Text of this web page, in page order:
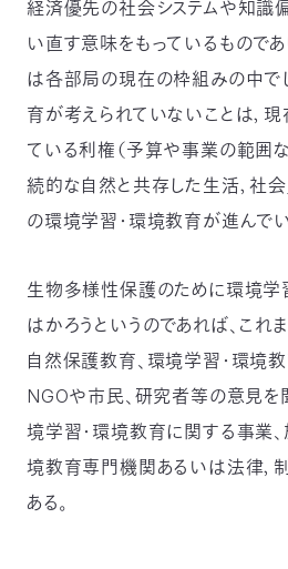
経済優先の社会システムや知識
い直す意味をもっているもので
は各部局の現在の枠組みの中で
育が考えられていないことは，
ている利権（予算や事業の範囲な
続的な自然と共存した生活，社
の環境学習・環境教育が進んで
生物多様性保護のために環境学
はかろうというのであれば、こ
自然保護教育、環境学習・環境
NGOや市民、研究者等の意見を
境学習・環境教育に関する事業
境教育専門機関あるいは法律，
ある。